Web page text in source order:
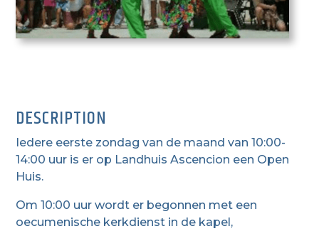
DESCRIPTION
Iedere eerste zondag van de maand van 10:00-
14:00 uur is er op Landhuis Ascencion een Open
Huis.
Om 10:00 uur wordt er begonnen met een
oecumenische kerkdienst in de kapel,